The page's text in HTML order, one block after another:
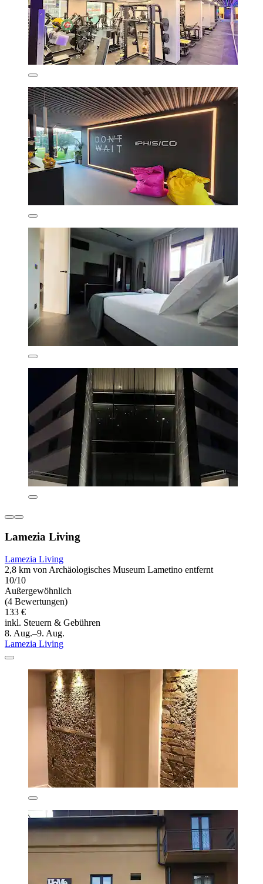
Lamezia Living
Lamezia Living
2,8 km von Archäologisches Museum Lametino entfernt
10/10
Außergewöhnlich
(4 Bewertungen)
133 €
inkl. Steuern & Gebühren
8. Aug.–9. Aug.
Lamezia Living